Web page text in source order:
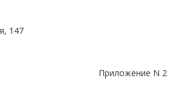
147
Приложение N 2